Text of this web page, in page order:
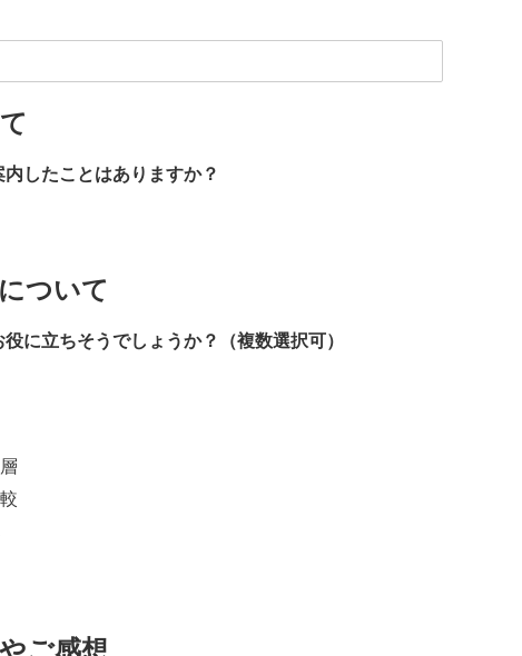
したことはありますか？
ついて
に立ちそうでしょうか？（複数選択可）
ご感想